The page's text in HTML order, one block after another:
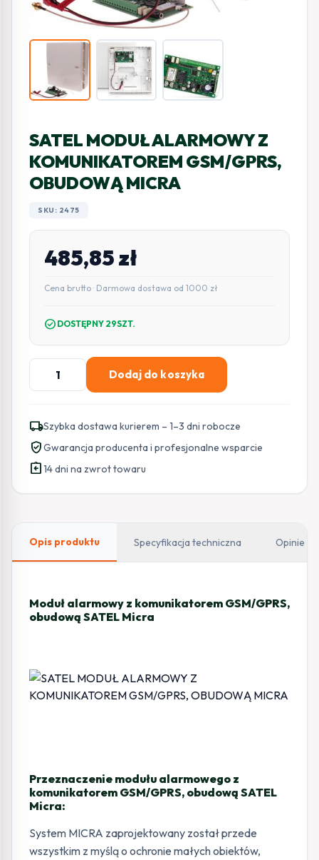
SATEL MODUŁ ALARMOWY Z
KOMUNIKATOREM GSM/GPRS,
OBUDOWĄ MICRA
SKU: 2475
485,85zł
Cena brutto · Darmowa dostawa od 1000 zł
check_circle DOSTĘPNY 29SZT.
ilość
SATEL
Z
KOMUNIKATOREM
GSM/GPRS,
Dodaj do koszyka
local_shippingSzybka dostawa kurierem – 1–3 dni robocze
verified_userGwarancja producenta i profesjonalne wsparcie
assignment_return14 dni na zwrot towaru
Opis produktu Specyfikacja techniczna Opinie
Moduł alarmowy z komunikatorem GSM/GPRS,
obudową SATEL Micra
Przeznaczenie modułu alarmowego z
komunikatorem GSM/GPRS, obudową SATEL
Micra:
System MICRA zaprojektowany został przede
wszystkim z myślą o ochronie małych obiektów,